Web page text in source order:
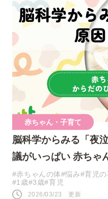
マネー
お出かけ・ト
その他
人気のキ
#0歳 #接し方
#行事・イベ
#育児の不安
赤ちゃん・子育て
脳科学からみる「夜
議がいっぱい 赤ちゃ
#赤ちゃんの体#悩み#育児
#1歳#3歳#育児
2026/03/23 更新